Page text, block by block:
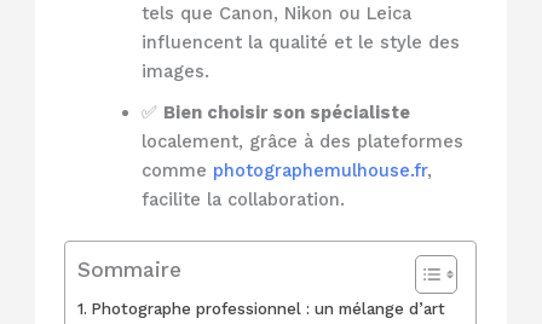
tels que Canon, Nikon ou Leica
influencent la qualité et le style des
images.
✅ Bien choisir son spécialiste
localement, grâce à des plateformes
comme photographemulhouse.fr,
facilite la collaboration.
Sommaire
Photographe professionnel : un mélange d’art